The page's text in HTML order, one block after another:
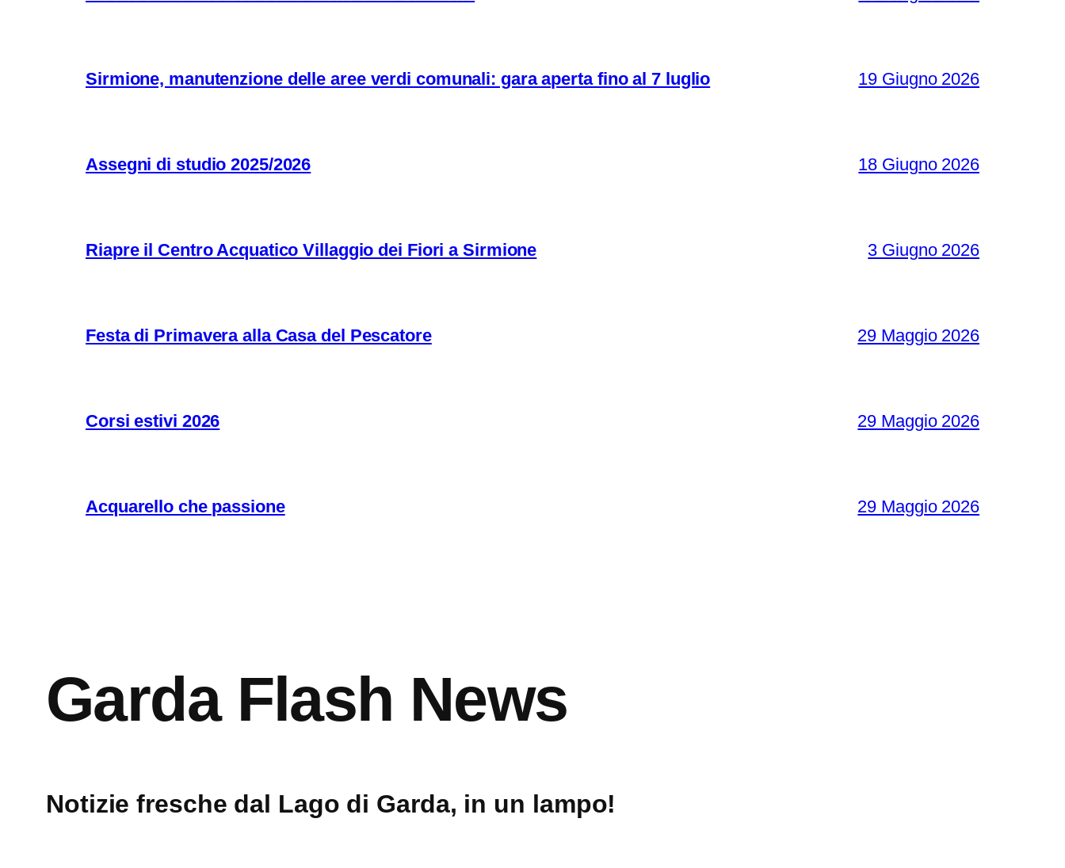
Sirmione, manutenzione delle aree verdi comunali: gara aperta fino al 7 luglio 19 Giugno 2026
Assegni di studio 2025/2026 18 Giugno 2026
Riapre il Centro Acquatico Villaggio dei Fiori a Sirmione 3 Giugno 2026
Festa di Primavera alla Casa del Pescatore 29 Maggio 2026
Corsi estivi 2026 29 Maggio 2026
Acquarello che passione 29 Maggio 2026
Garda Flash News
Notizie fresche dal Lago di Garda, in un lampo!